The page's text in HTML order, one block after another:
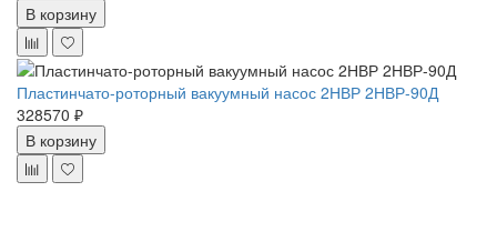
В корзину
Пластинчато-роторный вакуумный насос 2НВР 2НВР-90Д
328570 ₽
В корзину